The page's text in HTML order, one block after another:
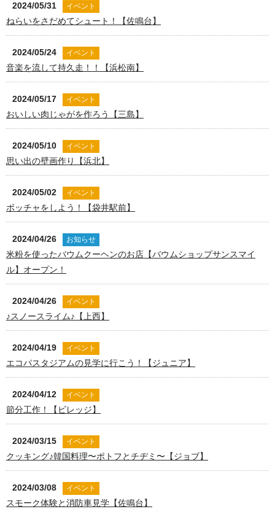
2024/05/31 イベント
ねらいをさだめてシュート！【佐鳴台】
2024/05/24 イベント
音楽を流して持久走！！【浜松南】
2024/05/17 イベント
おいしい肉じゃがを作ろう【三島】
2024/05/10 イベント
思い出の壁画作り【浜北】
2024/05/02 イベント
ボッチャをしよう！【袋井駅前】
2024/04/26 お知らせ
米粉を使ったバウムクーヘンのお店【バウムショップサンスマイ
ル】オープン！
2024/04/26 イベント
♪スノースライム♪【上西】
2024/04/19 イベント
エコパスタジアムの見学に行こう！【ジュニア】
2024/04/12 イベント
節分工作！【ビレッジ】
2024/03/15 イベント
クッキング♪韓国料理〜ポトフとチヂミ〜【ジョブ】
2024/03/08 イベント
スモーク体験と消防車見学【佐鳴台】